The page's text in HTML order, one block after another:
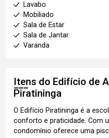
Lavabo
Mobiliado
Sala de Estar
Sala de Jantar
Varanda
Itens do Edifício de
Piratininga
O Edifício Piratininga é a
conforto e praticidade. Com
condomínio oferece uma